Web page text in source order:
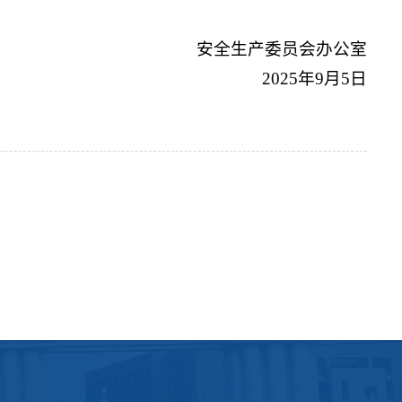
安全生产委员会办公室
2025年9月5日